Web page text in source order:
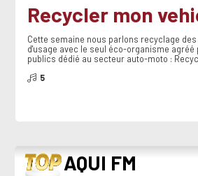
Recycler mon
Cette semaine nous parlons recyclage
d'usage avec le seul éco-organisme agréé
publics dédié au secteur auto-moto :
5
TOP AQUI FM